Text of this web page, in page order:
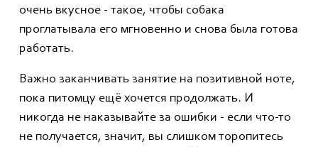
очень вкусное - такое, чтобы собака
проглатывала его мгновенно и снова была готова
работать.
Важно заканчивать занятие на позитивной ноте,
пока питомцу ещё хочется продолжать. И
никогда не наказывайте за ошибки - если что-то
не получается, значит, вы слишком торопитесь